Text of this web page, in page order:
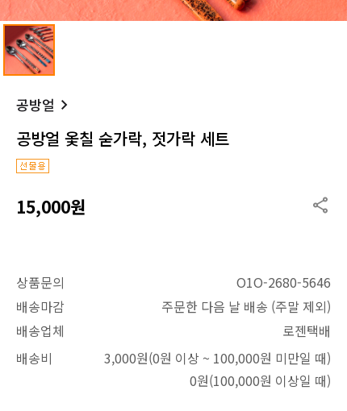
공방얼
공방얼 옻칠 숟가락, 젓가락 세트
15,000원
상품문의
O1O-2680-5646
배송마감
주문한 다음 날 배송 (주말 제외)
배송업체
로젠택배
배송비
3,000원(0원 이상 ~ 100,000원 미만일 때)
0원(100,000원 이상일 때)